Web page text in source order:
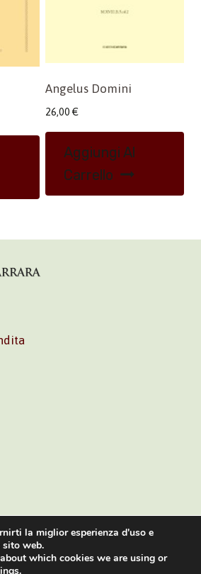
Angelus Domini
26,00 €
Aggiungi Al
Carrello
06181480960 –info@volonte-
la miglior esperienza d'uso e
sito web.
which cookies we are using or
.